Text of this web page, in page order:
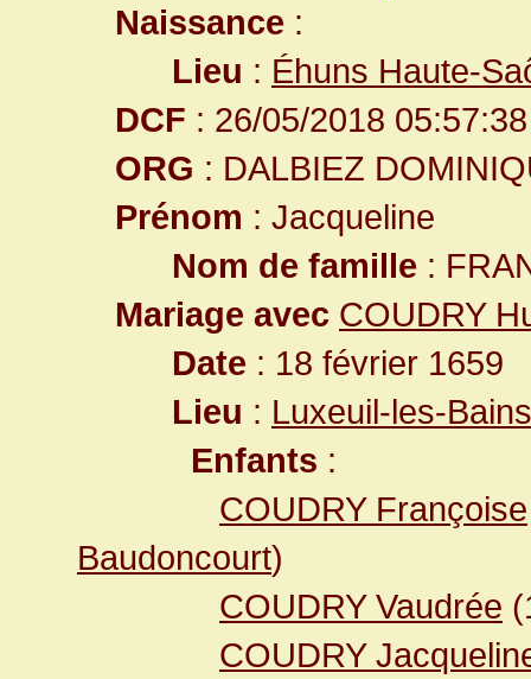
Naissance :
Lieu : Éhuns Haute-
DCF : 26/05/2018 05:57:38
ORG : DALBIEZ
Prénom : Jacqueline
Nom de famille :
Mariage avec COUDRY
Date : 18 février 1659
Lieu : Luxeuil-les-
Enfants :
COUDRY Françoise
Baudoncourt)
COUDRY Vaudrée
COUDRY